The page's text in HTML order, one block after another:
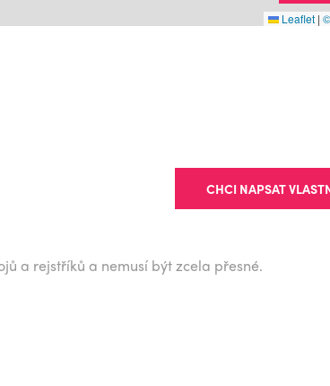
Leaflet |
CHCI NAPSAT
a rejstříků a nemusí být zcela přesné.